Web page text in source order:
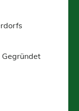
Gegründet